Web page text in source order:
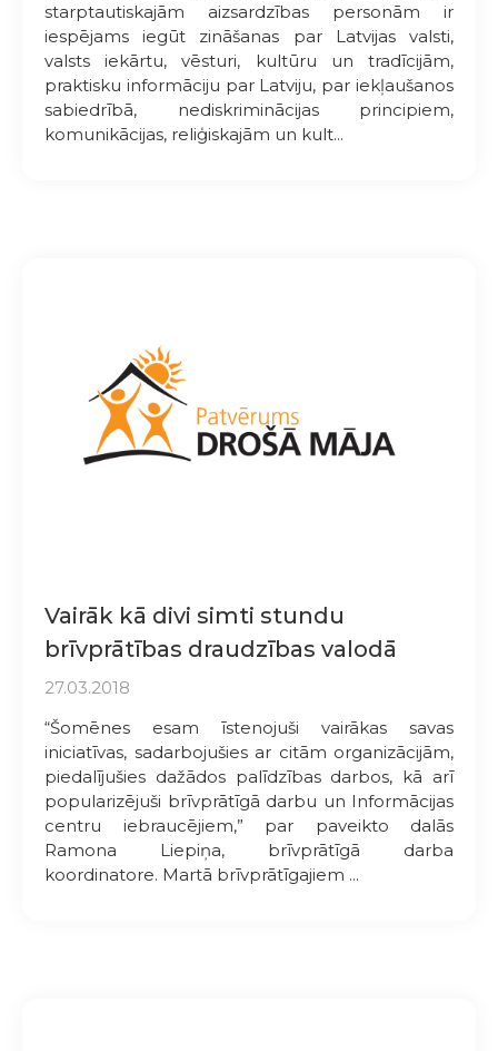
starptautiskajām aizsardzības personām ir
iespējams iegūt zināšanas par Latvijas valsti,
valsts iekārtu, vēsturi, kultūru un tradīcijām,
praktisku informāciju par Latviju, par iekļaušanos
sabiedrībā, nediskriminācijas principiem,
komunikācijas, reliģiskajām un kult...
Vairāk kā divi simti stundu
brīvprātības draudzības valodā
27.03.2018
“Šomēnes esam īstenojuši vairākas savas
iniciatīvas, sadarbojušies ar citām organizācijām,
piedalījušies dažādos palīdzības darbos, kā arī
popularizējuši brīvprātīgā darbu un Informācijas
centru iebraucējiem,” par paveikto dalās
Ramona Liepiņa, brīvprātīgā darba
koordinatore. Martā brīvprātīgajiem ...